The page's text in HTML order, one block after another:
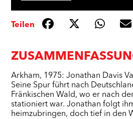
Arkham, 1975: Jonathan Davis
Seine Spur führt nach
Fränkischen Wald, wo er nach
stationiert war. Jonathan folgt
heimzubringen, doch tief in den
Teilen